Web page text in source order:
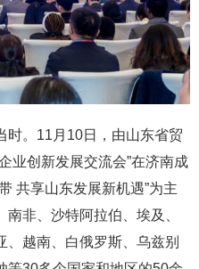
时。11月10日，由山东省贸
创新发展交流会”在济南成
共享山东发展新机遇”为主
非、沙特阿拉伯、埃及、
、越南、白俄罗斯、乌兹别